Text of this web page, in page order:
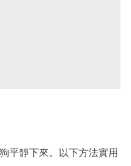
平靜下來。以下方法實用